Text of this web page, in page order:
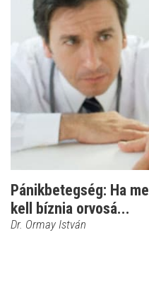
Pánikbetegség: Ha
kell bíznia orvosá...
Dr. Ormay István